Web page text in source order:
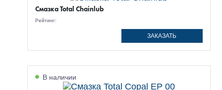
Смазка Total Chainlub
Рейтинг:
ЗАКАЗАТЬ
В наличии